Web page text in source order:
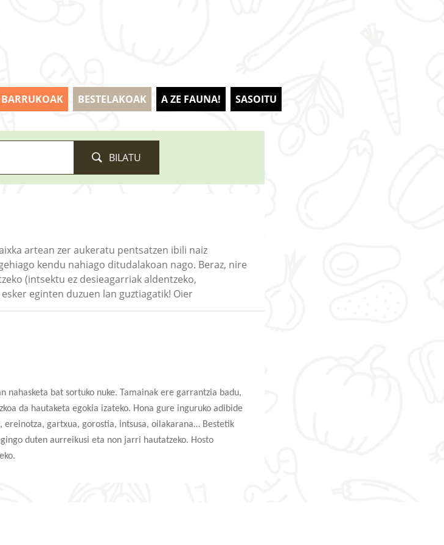
BARRUKOAK BESTELAKOAK A ZE FAUNA! SASOITU
BILATU
artean zer aukeratu pentsatzen ibili naiz
kendu nahiago ditudalakoan nago. Beraz, nire
(intsektu ez desieagarriak aldentzeko,
eginten duzuen lan guztiagatik! Oier
bat sortuko nuke. Tamainak ere garrantzia badu,
da hautaketa egokia izateko. Hona gure inguruko adibide
gartxua, gorostia, intsusa, oilakarana… Bestetik
duten aurreikusi eta non jarri hautatzeko. Hosto